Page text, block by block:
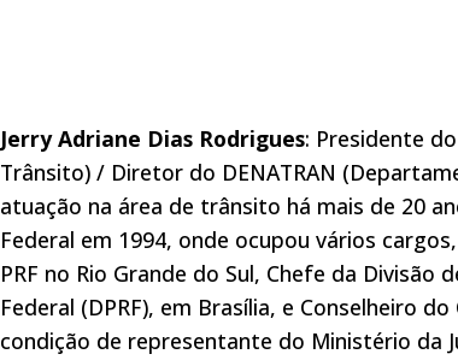
Jerry Adriane Dias Rodrigues: Presidente
Trânsito) / Diretor do DENATRAN
atuação na área de trânsito há mais de 20
Federal em 1994, onde ocupou vários
PRF no Rio Grande do Sul, Chefe da
Federal (DPRF), em Brasília, e Conselheiro
condição de representante do Ministério da